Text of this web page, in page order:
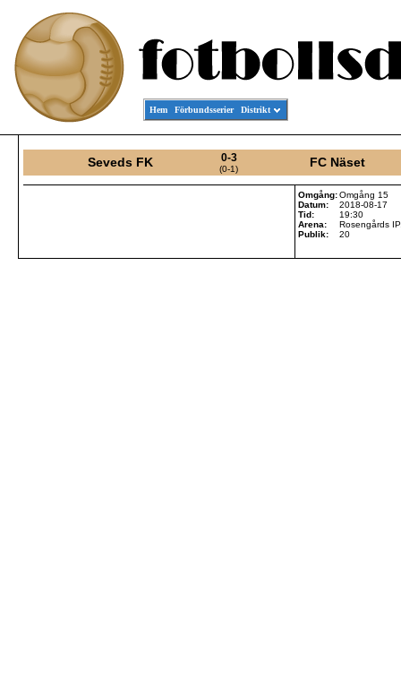
Hem Förbundsserier Distrikt
Seveds FK 0-3
(0-1) FC Näset
Omgång:Omgång 15
Datum:
2018-08-17
Tid:
19:30
Arena:
Rosengårds
Publik:
20